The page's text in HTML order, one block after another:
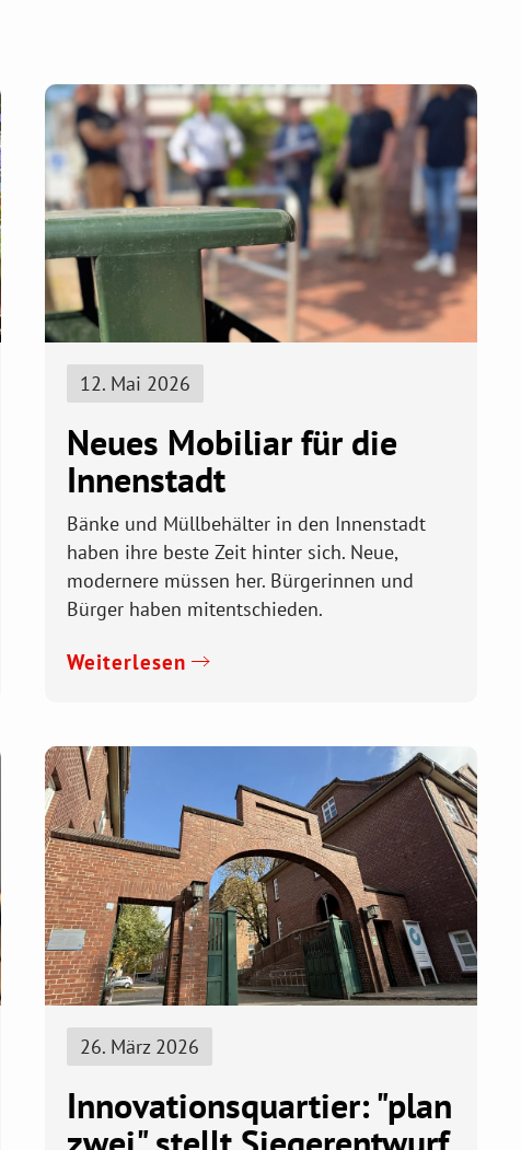
12. Mai 2026
Neues Mobiliar für die
Innenstadt
Bänke und Müllbehälter in den Innenstadt
haben ihre beste Zeit hinter sich. Neue,
modernere müssen her. Bürgerinnen und
Bürger haben mitentschieden.
Weiterlesen
26. März 2026
Innovationsquartier: "plan